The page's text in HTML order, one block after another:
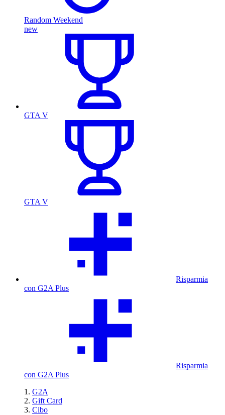
Random Weekend
new
GTA V
GTA V
Risparmia
con G2A Plus
Risparmia
con G2A Plus
G2A
Gift Card
Cibo